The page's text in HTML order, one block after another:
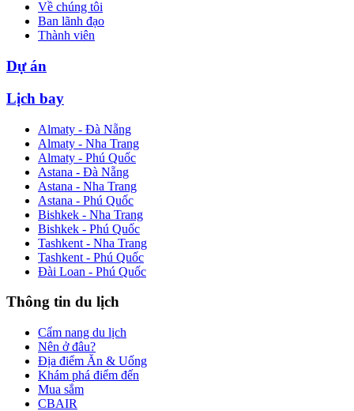
Về chúng tôi
Ban lãnh đạo
Thành viên
Dự án
Lịch bay
Almaty - Đà Nẵng
Almaty - Nha Trang
Almaty - Phú Quốc
Astana - Đà Nẵng
Astana - Nha Trang
Astana - Phú Quốc
Bishkek - Nha Trang
Bishkek - Phú Quốc
Tashkent - Nha Trang
Tashkent - Phú Quốc
Đài Loan - Phú Quốc
Thông tin du lịch
Cẩm nang du lịch
Nên ở đâu?
Địa điểm Ăn & Uống
Khám phá điểm đến
Mua sắm
CBAIR